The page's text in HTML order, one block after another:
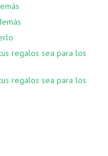
regalos sea para los
regalos sea para los